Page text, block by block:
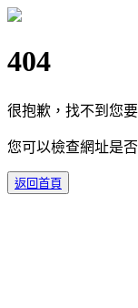
404
很抱歉，找不到您
您可以檢查網址是
返回首頁